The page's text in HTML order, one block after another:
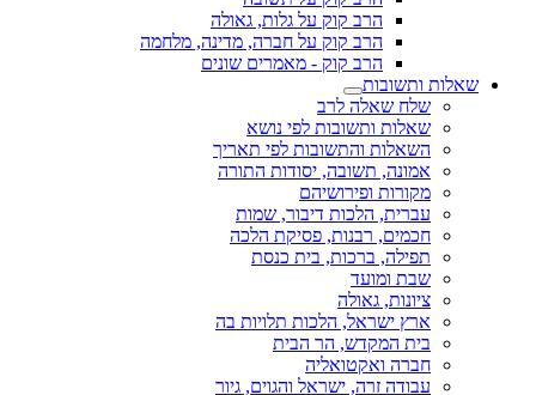
הרב קוק על גלות, גאולה
הרב קוק על חברה, מדינה, מלחמה
הרב קוק - מאמרים שונים
שאלות ותשובות
שלח שאלה לרב
שאלות ותשובות לפי נושא
השאלות והתשובות לפי תאריך
אמונה, תשובה, יסודות התורה
מקורות ופירושיהם
עברית, הלכות דיבור, שמות
חכמים, רבנות, פסיקת הלכה
תפילה, ברכות, בית כנסת
שבת ומועד
ציונות, גאולה
ארץ ישראל, הלכות תלויות בה
בית המקדש, הר הבית
חברה ואקטואליה
עבודה זרה, ישראל והגוים, גיור